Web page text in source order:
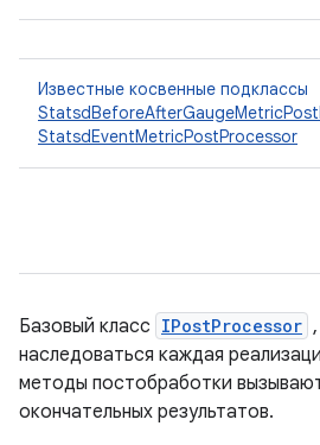
Известные косвенные подклассы
StatsdEventMetricPostProcessor
Базовый класс IPostProcessor
наследоваться каждая
методы постобработки
окончательных результатов.